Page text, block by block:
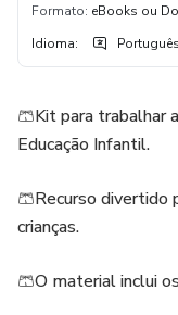
Formato: eBooks ou
Idioma: Português
🩳Kit para trabalhar
Educação Infantil.
🩳Recurso divertido
crianças.
🩳O material inclui